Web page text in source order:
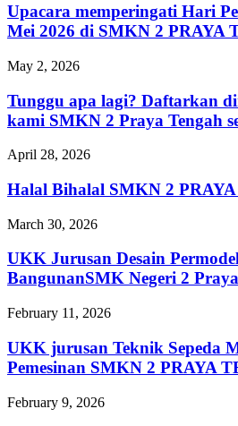
Upacara memperingati Hari
Mei 2026 di SMKN 2 PRAYA
May 2, 2026
Tunggu apa lagi? Daftarkan
kami SMKN 2 Praya Tengah
April 28, 2026
Halal Bihalal SMKN 2
March 30, 2026
UKK Jurusan Desain
BangunanSMK Negeri 2
February 11, 2026
UKK jurusan Teknik Sepeda
Pemesinan SMKN 2 PRAYA
February 9, 2026